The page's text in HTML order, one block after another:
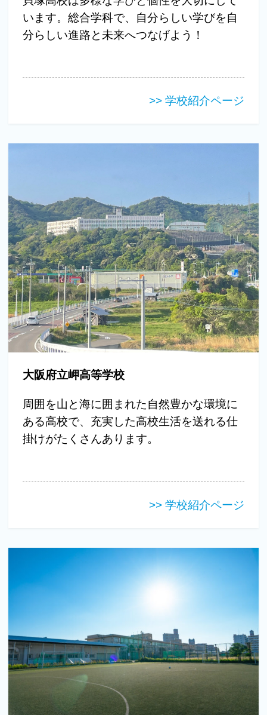
います。総合学科で、自分らしい学びを自
分らしい進路と未来へつなげよう！
>> 学校紹介ページ
大阪府立岬高等学校
周囲を山と海に囲まれた自然豊かな環境に
ある高校で、充実した高校生活を送れる仕
掛けがたくさんあります。
>> 学校紹介ページ